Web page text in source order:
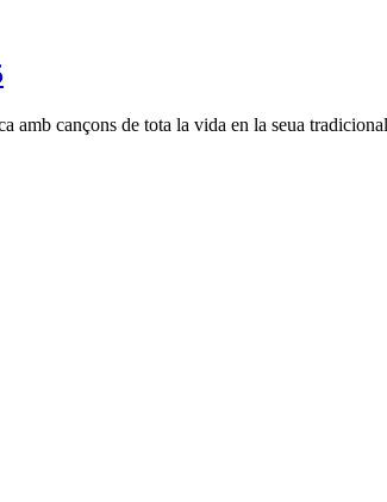
amb cançons de tota la vida en la seua